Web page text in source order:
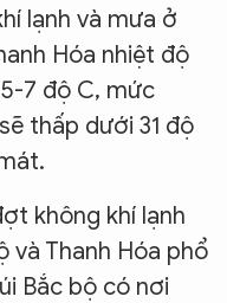
lạnh và mưa ở
Hóa nhiệt độ
7 độ C, mức
thấp dưới 31 độ
không khí lạnh
và Thanh Hóa phổ
Bắc bộ có nơi